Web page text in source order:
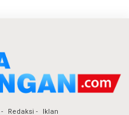
Redaksi Iklan